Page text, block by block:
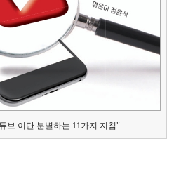
브 이단 분별하는 11가지 지침"